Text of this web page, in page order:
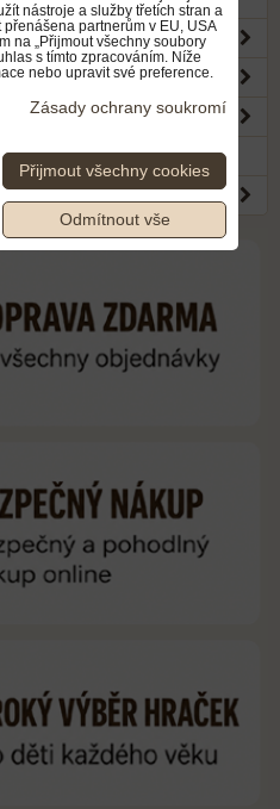
nástroje a služby třetích stran a
partnerům v EU, USA
na „Přijmout všechny soubory
s tímto zpracováním. Níže
nebo upravit své preference.
Zásady ochrany soukromí
Přijmout všechny cookies
Odmítnout vše